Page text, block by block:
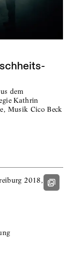
dem
Kathrin
Musik Cico Beck